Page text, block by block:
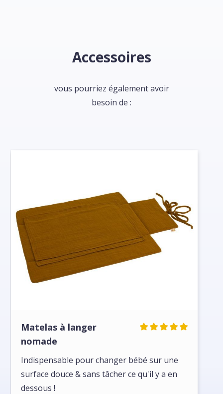
Accessoires
vous pourriez également avoir
besoin de :
Matelas à langer
nomade
Indispensable pour changer bébé sur une
surface douce & sans tâcher ce qu'il y a en
dessous !